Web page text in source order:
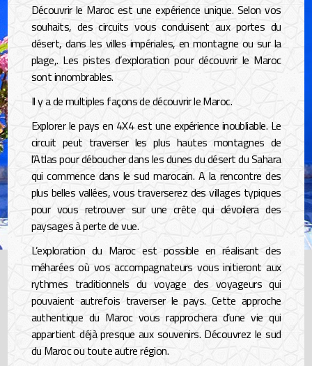
Découvrir le Maroc est une expérience unique. Selon vos
souhaits, des circuits vous conduisent aux portes du
désert, dans les villes impériales, en montagne ou sur la
plage,. Les pistes d’exploration pour découvrir le Maroc
sont innombrables.
Il y a de multiples façons de découvrir le Maroc.
Explorer le pays en 4X4 est une expérience inoubliable. Le
circuit peut traverser les plus hautes montagnes de
l’Atlas pour déboucher dans les dunes du désert du Sahara
qui commence dans le sud marocain. A la rencontre des
plus belles vallées, vous traverserez des villages typiques
pour vous retrouver sur une crête qui dévoilera des
paysages à perte de vue.
L’exploration du Maroc est possible en réalisant des
méharées où vos accompagnateurs vous initieront aux
rythmes traditionnels du voyage des voyageurs qui
pouvaient autrefois traverser le pays. Cette approche
authentique du Maroc vous rapprochera d’une vie qui
appartient déjà presque aux souvenirs. Découvrez le sud
du Maroc ou toute autre région.